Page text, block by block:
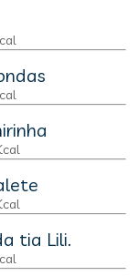
tia Lili.